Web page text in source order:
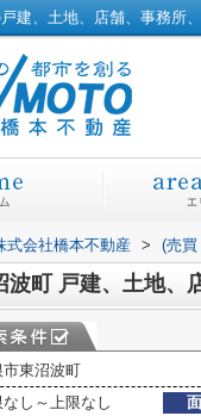
式会社橋本不動産 > (売買
波町 戸建、土地、
市東沼波町
し～上限なし